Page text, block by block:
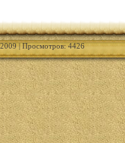
| Просмотров: 4426